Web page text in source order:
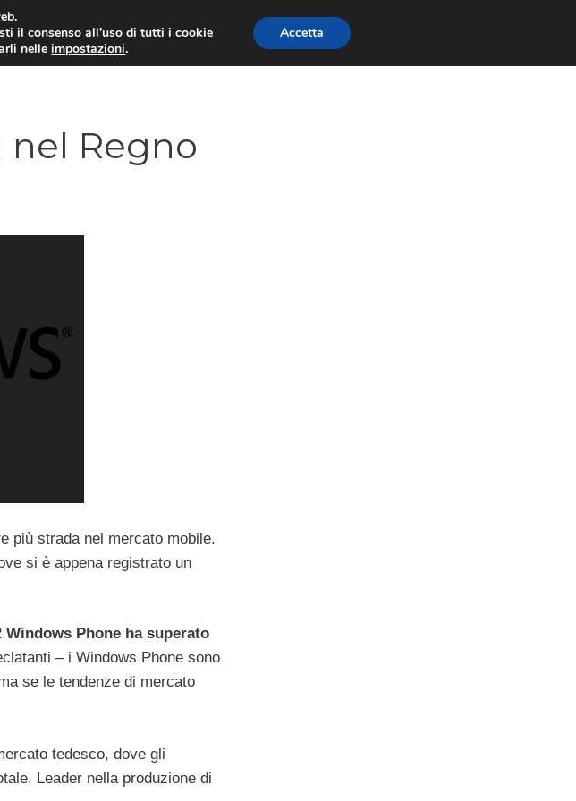
E PROMOZIONI
nel Regno
più strada nel mercato mobile.
si è appena registrato un
Windows Phone ha superato
– i Windows Phone sono
se le tendenze di mercato
tedesco, dove gli
Leader nella produzione di
il consenso all’uso di tutti i cookie
nelleimpostazioni.
Accetta